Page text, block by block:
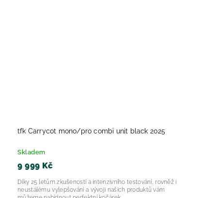
tfk Carrycot mono/pro combi unit black 2025
Skladem
9 999 Kč
Díky 25 letům zkušeností a intenzivního testování, rovněž i
neustálému vylepšování a vývoji našich produktů vám